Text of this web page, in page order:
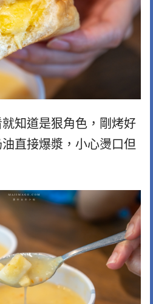
知道是狠角色，剛烤好
直接爆漿，小心燙口但